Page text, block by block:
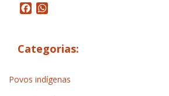
Facebook
Categorias:
Povos indígenas